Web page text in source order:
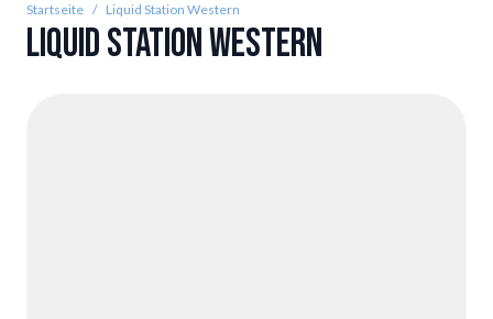
Startseite / Liquid Station Western
Liquid Station Western